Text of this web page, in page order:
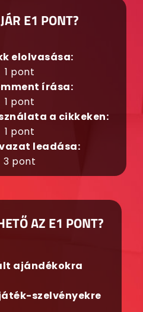
E1 PONT?
elolvasása:
1 pont
írása:
1 pont
a cikkeken:
1 pont
leadása:
3 pont
AZ E1 PONT?
ajándékokra
szelvényekre